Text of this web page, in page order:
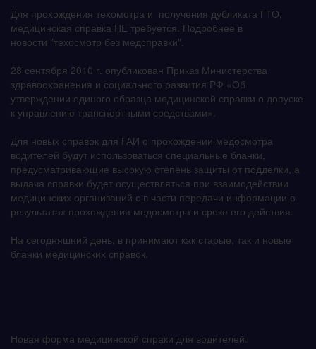
Для прохождения техомотра и получения дубликата ГТО,
медицинская справка НЕ требуется. Подробнее в
новости "техосмотр без медсправки".
28 сентября 2010 г. опубликован Приказ Министерства
здравоохранения и социального развития РФ «Об
утверждении единого образца медицинской справки о допуске
к управлению транспортными средствами».
Для новых справок для ГАИ о прохождении медосмотра
водителей будут использоваться специальные бланки,
предусматривающие высокую степень защиты от подделки, а
выдача справки будет осуществляться при взаимодействии
медицинских организаций с в части передачи информации о
результатах прохождения медосмотра и сроке его действия.
На сегодняшний день, в принимают как старые, так и новые
бланки медицинских справок.
Новая форма медицинской спраки для водителей.